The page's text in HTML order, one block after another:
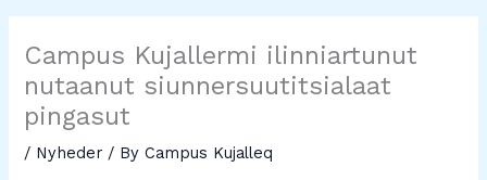
Campus Kujallermi ilinniartunut
nutaanut siunnersuutitsialaat
pingasut
/ Nyheder / ByCampus Kujalleq